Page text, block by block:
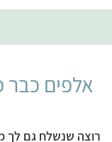
אלפים כבר
רוצה שנשלח גם לך